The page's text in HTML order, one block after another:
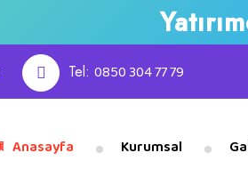
Tel: 0850 304 77 79
Anasayfa Kurumsal